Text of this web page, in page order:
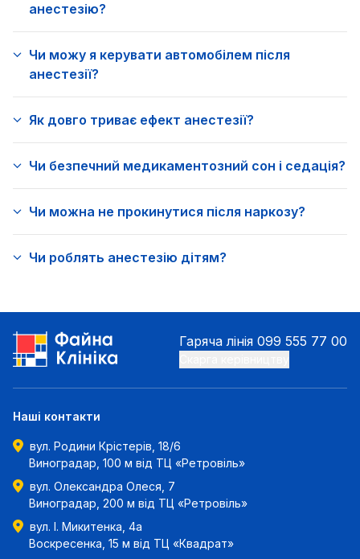
анестезію?
Чи можу я керувати автомобілем після
анестезії?
Як довго триває ефект анестезії?
Чи безпечний медикаментозний сон і седація?
Чи можна не прокинутися після наркозу?
Чи роблять анестезію дітям?
Гаряча лінія 099 555 77 00
Наші контакти
вул. Родини Крістерів, 18/6
Виноградар, 100 м від ТЦ «Ретровіль»
вул. Олександра Олеся, 7
Виноградар, 200 м від ТЦ «Ретровіль»
вул. І. Микитенка, 4а
Воскресенка, 15 м від ТЦ «Квадрат»